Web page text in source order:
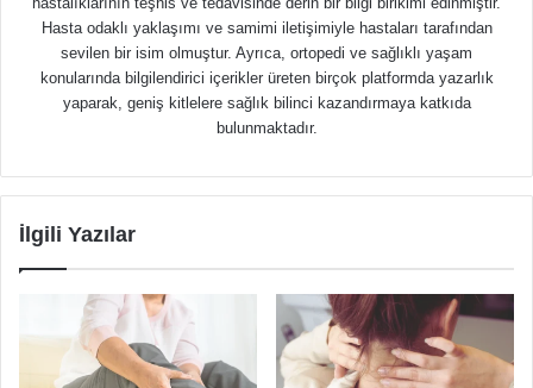
Hasta odaklı yaklaşımı ve samimi iletişimiyle hastaları tarafından
sevilen bir isim olmuştur. Ayrıca, ortopedi ve sağlıklı yaşam
konularında bilgilendirici içerikler üreten birçok platformda yazarlık
yaparak, geniş kitlelere sağlık bilinci kazandırmaya katkıda
bulunmaktadır.
İlgili Yazılar